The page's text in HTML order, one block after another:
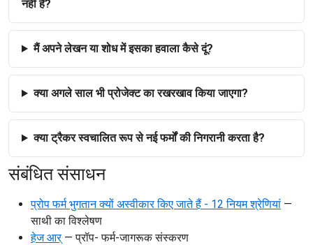
नहीं है?
मैं अपने लेखन या शोध में इसका हवाला कैसे दूं?
क्या अगले साल भी प्रोजेक्ट का रखरखाव किया जाएगा?
क्या ट्रैकर स्वचालित रूप से नई फर्मों की निगरानी करता है?
संबंधित संसाधन
प्रोप फर्म भुगतान क्यों अस्वीकार किए जाते हैं - 12 नियम श्रेणियां —
साथी का विश्लेषण
हेज आर्— प्रॉप- फर्म-जागरूक संस्करण